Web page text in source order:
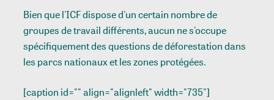
Bien que l'ICF dispose d'un certain nombre de
groupes de travail différents, aucun ne s'occupe
spécifiquement des questions de déforestation dans
les parcs nationaux et les zones protégées.
[caption id="" align="alignleft" width="735"]